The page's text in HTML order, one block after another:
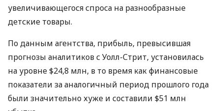
увеличивающегося спроса на разнообразные
детские товары.
По данным агентства, прибыль, превысившая
прогнозы аналитиков с Уолл-Стрит, установилась
на уровне $24,8 млн, в то время как финансовые
показатели за аналогичный период прошлого года
были значительно хуже и составили $51 млн